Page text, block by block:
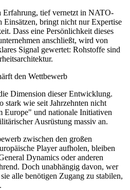
Erfahrung, tief vernetzt in NATO-
Einsätzen, bringt nicht nur Expertise
Dass eine Persönlichkeit dieses
anschließt, wird von
Signal gewertet: Rohstoffe sind
den Wettbewerb
Dimension dieser Entwicklung.
stark wie seit Jahrzehnten nicht
Europe" und nationale Initiativen
Ausrüstung massiv an.
zwischen den großen
Player aufholen, bleiben
Dynamics oder anderen
Doch unabhängig davon, wer
alle benötigen Zugang zu stabilen,